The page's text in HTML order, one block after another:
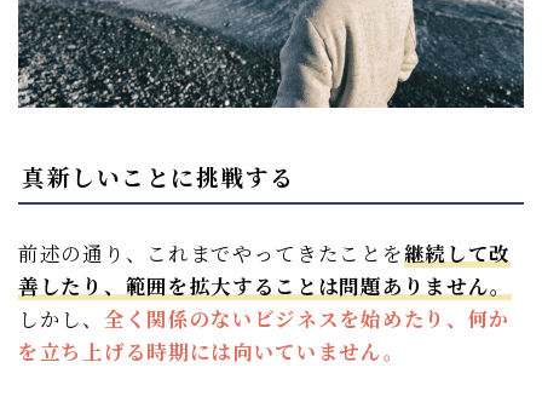
真新しいことに挑戦する
前述の通り、これまでやってきたことを継続して改
善したり、範囲を拡大することは問題ありません。
しかし、 全く関係のないビジネスを始めたり、何か
を立ち上げる時期には向いていません。